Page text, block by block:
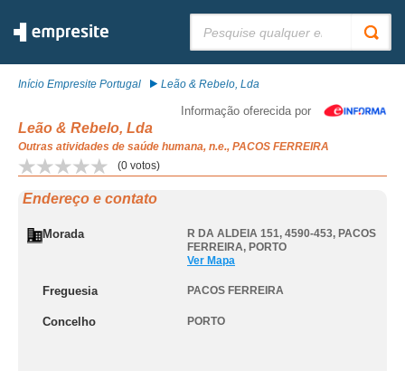
Início Empresite Portugal Leão & Rebelo, Lda
Informação oferecida por
Leão & Rebelo, Lda
Outras atividades de saúde humana, n.e., PACOS FERREIRA
(0 votos)
Endereço e contato
Morada R DA ALDEIA 151, 4590-453, PACOS
FERREIRA, PORTO
Ver Mapa
Freguesia PACOS FERREIRA
Concelho PORTO